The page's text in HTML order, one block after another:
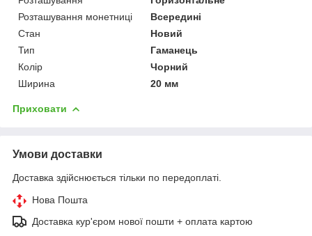
Розташування монетниці
Всередині
Стан
Новий
Тип
Гаманець
Колір
Чорний
Ширина
20 мм
Приховати
Умови доставки
Доставка здійснюється тільки по передоплаті.
Нова Пошта
Доставка кур'єром нової пошти + оплата картою